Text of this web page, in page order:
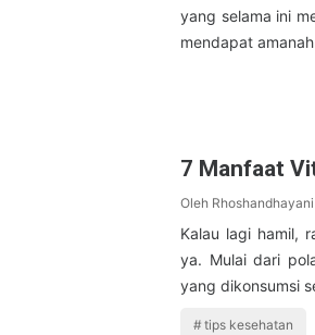
yang selama ini
mendapat
7 Manfaat
Oleh
Kalau lagi hamil,
ya. Mulai dari
yang dikonsumsi
tips kesehatan